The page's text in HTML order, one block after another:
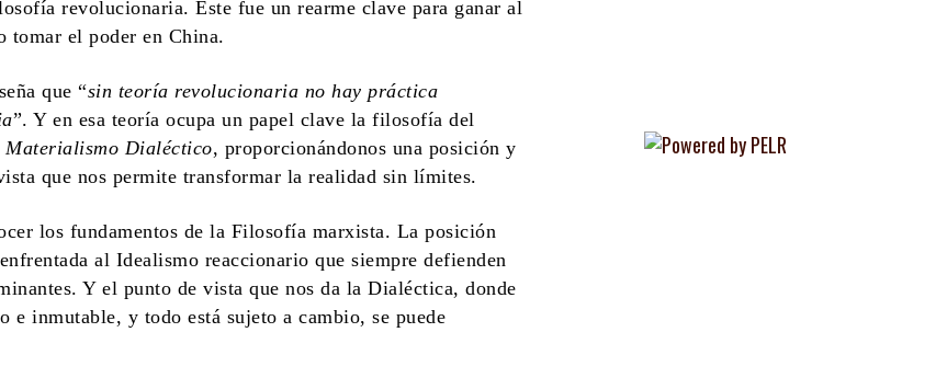
revolucionaria. Este fue un rearme clave para ganar al
tomar el poder en China.
que “sin teoría revolucionaria no hay práctica
”. Y en esa teoría ocupa un papel clave la filosofía del
Materialismo Dialéctico, proporcionándonos una posición y
que nos permite transformar la realidad sin límites.
los fundamentos de la Filosofía marxista. La posición
al Idealismo reaccionario que siempre defienden
Y el punto de vista que nos da la Dialéctica, donde
e inmutable, y todo está sujeto a cambio, se puede